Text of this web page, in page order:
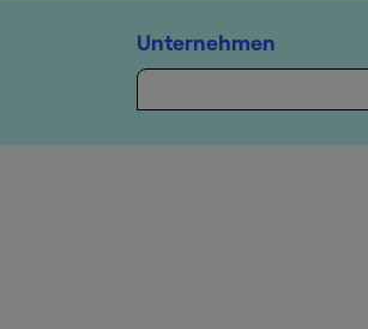
Unternehmen